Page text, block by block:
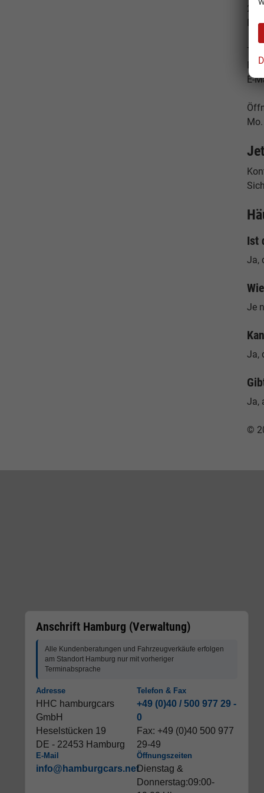
E-
Ist
Ja,
Je
Ja,
Ja,
©
Anschrift Hamburg (Verwaltung)
Alle Kundenberatungen und Fahrzeugverkäufe erfolgen
am Standort Hamburg nur mit vorheriger
Terminabsprache
Adresse
HHC hamburgcars
GmbH
Heselstücken 19
DE - 22453 Hamburg
Telefon & Fax
+49 (0)40 / 500 977 29 -
0
Fax: +49 (0)40 500 977
29-49
E-Mail
info@hamburgcars.net
Öffnungszeiten
Dienstag &
Donnerstag:09:00-